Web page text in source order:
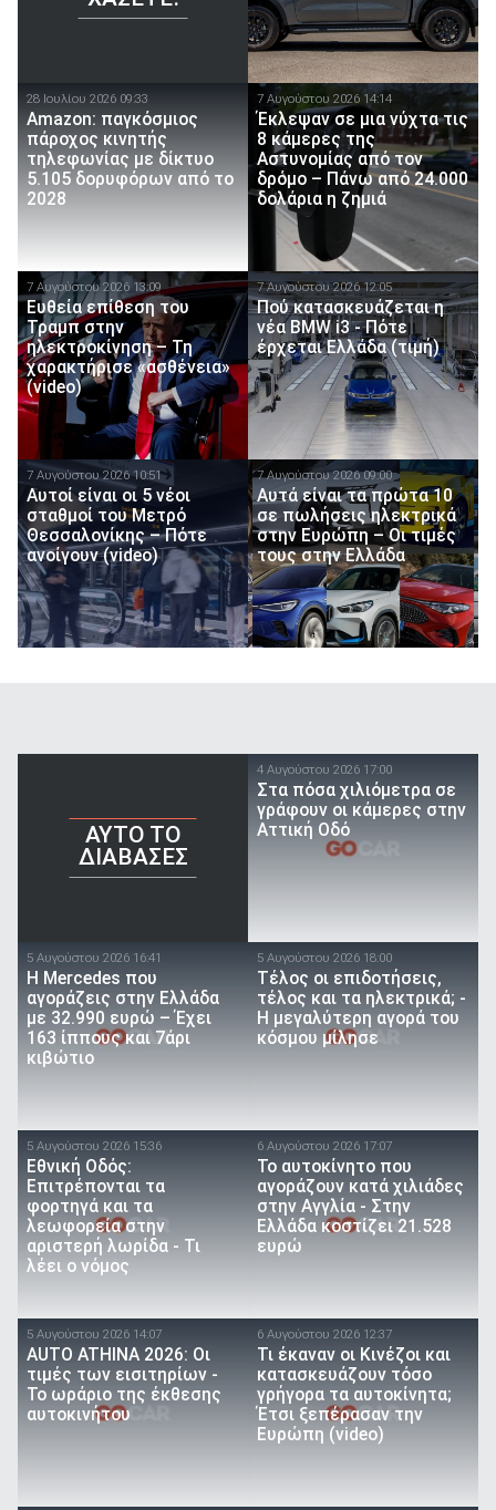
28 Ιουλίου 2026 09:33
Amazon: παγκόσμιος
πάροχος κινητής
τηλεφωνίας με δίκτυο
5.105 δορυφόρων από το
2028
7 Αυγούστου 2026 14:14
Έκλεψαν σε μια νύχτα τις
8 κάμερες της
Αστυνομίας από τον
δρόμο – Πάνω από 24.000
δολάρια η ζημιά
7 Αυγούστου 2026 13:09
Ευθεία επίθεση του
Τραμπ στην
ηλεκτροκίνηση – Τη
χαρακτήρισε «ασθένεια»
(video)
7 Αυγούστου 2026 12:05
Πού κατασκευάζεται η
νέα BMW i3 - Πότε
έρχεται Ελλάδα (τιμή)
7 Αυγούστου 2026 10:51
Αυτοί είναι οι 5 νέοι
σταθμοί του Μετρό
Θεσσαλονίκης – Πότε
ανοίγουν (video)
7 Αυγούστου 2026 09:00
Αυτά είναι τα πρώτα 10
σε πωλήσεις ηλεκτρικά
στην Ευρώπη – Οι τιμές
τους στην Ελλάδα
AYTO TO
ΔΙΑΒΑΣΕΣ
4 Αυγούστου 2026 17:00
Στα πόσα χιλιόμετρα σε
γράφουν οι κάμερες στην
Αττική Οδό
5 Αυγούστου 2026 16:41
Η Mercedes που
αγοράζεις στην Ελλάδα
με 32.990 ευρώ – Έχει
163 ίππους και 7άρι
κιβώτιο
5 Αυγούστου 2026 18:00
Τέλος οι επιδοτήσεις,
τέλος και τα ηλεκτρικά; -
Η μεγαλύτερη αγορά του
κόσμου μίλησε
5 Αυγούστου 2026 15:36
Εθνική Οδός:
Επιτρέπονται τα
φορτηγά και τα
λεωφορεία στην
αριστερή λωρίδα - Τι
λέει ο νόμος
6 Αυγούστου 2026 17:07
To αυτοκίνητο που
αγοράζουν κατά χιλιάδες
στην Αγγλία - Στην
Ελλάδα κοστίζει 21.528
ευρώ
5 Αυγούστου 2026 14:07
AUTO ATHINA 2026: Οι
τιμές των εισιτηρίων -
Το ωράριο της έκθεσης
αυτοκινήτου
6 Αυγούστου 2026 12:37
Τι έκαναν οι Κινέζοι και
κατασκευάζουν τόσο
γρήγορα τα αυτοκίνητα;
Έτσι ξεπέρασαν την
Ευρώπη (video)